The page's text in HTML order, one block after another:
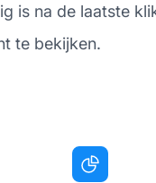
is na de laatste
te bekijken.